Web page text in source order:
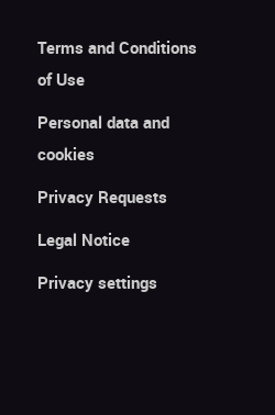
Terms and Conditions
of Use
Personal data and
cookies
Privacy Requests
Legal Notice
Privacy settings